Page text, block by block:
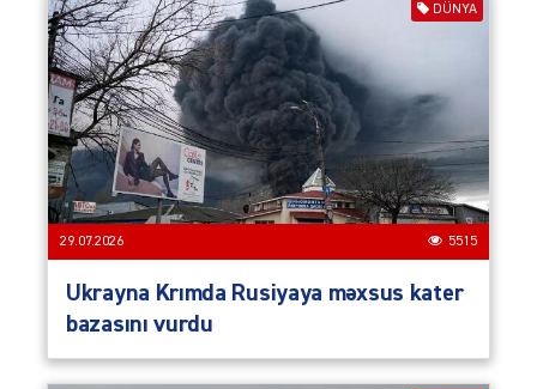
DÜNYA
29.07.2026 5515
Ukrayna Krımda Rusiyaya məxsus kater
bazasını vurdu